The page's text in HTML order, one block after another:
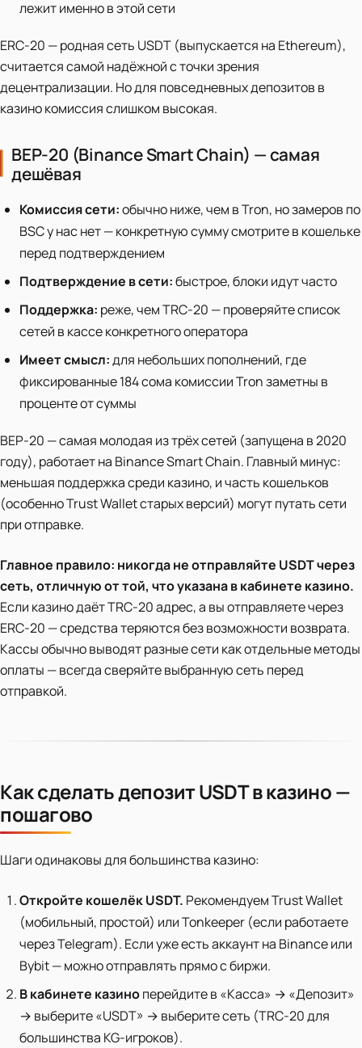
лежит именно в этой сети
ERC-20 — родная сеть USDT (выпускается на Ethereum),
считается самой надёжной с точки зрения
децентрализации. Но для повседневных депозитов в
казино комиссия слишком высокая.
BEP-20 (Binance Smart Chain) — самая
дешёвая
Комиссия сети:обычно ниже, чем в Tron, но замеров по
BSC у нас нет — конкретную сумму смотрите в кошельке
перед подтверждением
Подтверждение в сети:быстрое, блоки идут часто
Поддержка: реже, чем TRC-20 — проверяйте список
сетей в кассе конкретного оператора
Имеет смысл:для небольших пополнений, где
фиксированные 184 сома комиссии Tron заметны в
проценте от суммы
BEP-20 — самая молодая из трёх сетей (запущена в 2020
году), работает на Binance Smart Chain. Главный минус:
меньшая поддержка среди казино, и часть кошельков
(особенно Trust Wallet старых версий) могут путать сети
при отправке.
Главное правило: никогда не отправляйте USDT через
сеть, отличную от той, что указана в кабинете казино.
Если казино даёт TRC-20 адрес, а вы отправляете через
ERC-20 — средства теряются без возможности возврата.
Кассы обычно выводят разные сети как отдельные методы
оплаты — всегда сверяйте выбранную сеть перед
отправкой.
Как сделать депозит USDT в казино —
пошагово
Шаги одинаковы для большинства казино:
Откройте кошелёк USDT. Рекомендуем Trust Wallet
(мобильный, простой) или Tonkeeper (если работаете
через Telegram). Если уже есть аккаунт на Binance или
Bybit — можно отправлять прямо с биржи.
В кабинете казиноперейдите в «Касса» → «Депозит»
→ выберите «USDT» → выберите сеть (TRC-20 для
большинства KG-игроков).